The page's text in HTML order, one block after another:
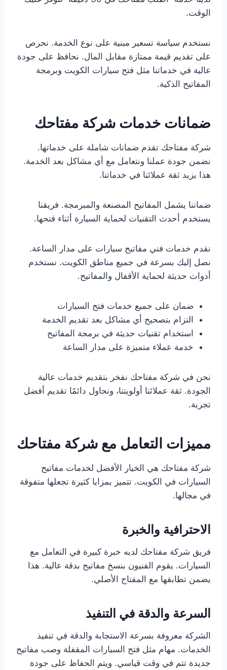
الوقت.
نستخدم سياسة تسعير مبنية على نوع الخدمة. نحرص
على تقديم قيمة ممتازة مقابل المال. نحافظ على جودة
عالية في خدماتنا مثل فتح سيارات الكويت وبرمجة
المفاتيح الذكية.
ضمانات خدمات شركة مفتاحك
شركة مفتاحك تقدم ضمانات شاملة على خدماتها.
نضمن جودة عملنا ونتعامل مع أي مشاكل بعد الخدمة.
هذا يزيد ثقة عملائنا في خدماتنا.
ضماننا يشمل المفاتيح المصنعة والمبرمجة. فريقنا
يستخدم أحدث التقنيات لحماية السيارة أثناء فتحها.
نقدم خدمات فني مفاتيح سيارات على مدار الساعة.
نصل إليك بسرعة في جميع مناطق الكويت. نستخدم
أدوات حديثة لحماية الأقفال والمفاتيح.
ضمان على جميع خدمات فتح السيارات
التزام بتصحيح أي مشاكل بعد تقديم الخدمة
استخدام تقنيات حديثة في برمجة المفاتيح
خدمة عملاء متميزة على مدار الساعة
نحن في شركة مفتاحك نفخر بتقديم خدمات عالية
الجودة. ثقة عملائنا أولويتنا، ونحاول دائمًا تقديم أفضل
تجربة.
مميزات التعامل مع شركة مفتاحك
شركة مفتاحك هي الخيار الأفضل لخدمات مفاتيح
السيارات في الكويت. تتميز بمزايا كثيرة تجعلها متفوقة
في مجالها.
الاحترافية والخبرة
فريق شركة مفتاحك لديه خبرة كبيرة في التعامل مع
السيارات. يقوم الفنيون بنسخ مفاتيح بدقة عالية. هذا
يضمن تطابقها مع المفتاح الأصلي.
السرعة والدقة في التنفيذ
الشركة معروفة بسرعة الاستجابة والدقة في تنفيذ
الخدمات. مهام مثل فتح السيارات المقفلة وصب مفاتيح
جديدة تتم في وقت قياسي. ويتم الحفاظ على جودة